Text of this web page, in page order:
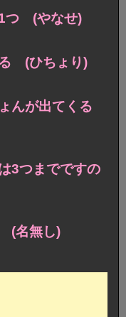
1つ (やなせ)
(ひちょり)
んが出てくる
3つまでですの
(名無し)